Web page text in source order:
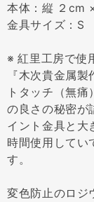
本体：縦 ２cm
金具サイズ：S
※ 紅里工房で使
『木次貴金属
トタッチ（無
の良さの秘密が
イント金具と大
時間使用してい
す。
変色防止のロジ